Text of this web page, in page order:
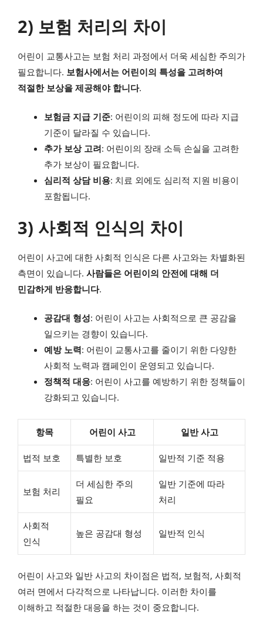
2) 보험 처리의 차이
어린이 교통사고는 보험 처리 과정에서 더욱 세심한 주의가
필요합니다. 보험사에서는 어린이의 특성을 고려하여
적절한 보상을 제공해야 합니다.
보험금 지급 기준: 어린이의 피해 정도에 따라 지급
기준이 달라질 수 있습니다.
추가 보상 고려: 어린이의 장래 소득 손실을 고려한
추가 보상이 필요합니다.
심리적 상담 비용: 치료 외에도 심리적 지원 비용이
포함됩니다.
3) 사회적 인식의 차이
어린이 사고에 대한 사회적 인식은 다른 사고와는 차별화된
측면이 있습니다. 사람들은 어린이의 안전에 대해 더
민감하게 반응합니다.
공감대 형성: 어린이 사고는 사회적으로 큰 공감을
일으키는 경향이 있습니다.
예방 노력: 어린이 교통사고를 줄이기 위한 다양한
사회적 노력과 캠페인이 운영되고 있습니다.
정책적 대응: 어린이 사고를 예방하기 위한 정책들이
강화되고 있습니다.
항목 어린이 사고 일반 사고
법적 보호 특별한 보호 일반적 기준 적용
보험 처리
더 세심한 주의
필요
일반 기준에 따라
처리
사회적
인식
높은 공감대 형성 일반적 인식
어린이 사고와 일반 사고의 차이점은 법적, 보험적, 사회적
여러 면에서 다각적으로 나타납니다. 이러한 차이를
이해하고 적절한 대응을 하는 것이 중요합니다.